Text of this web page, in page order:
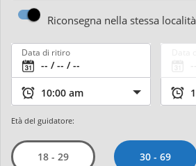
Riconsegna nella stessa località
Data di ritiro
Età del guidatore:
18 - 29 30 - 69